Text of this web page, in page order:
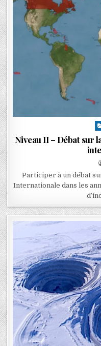
Niveau II – Débat sur
Participer à un débat
Internationale dans les